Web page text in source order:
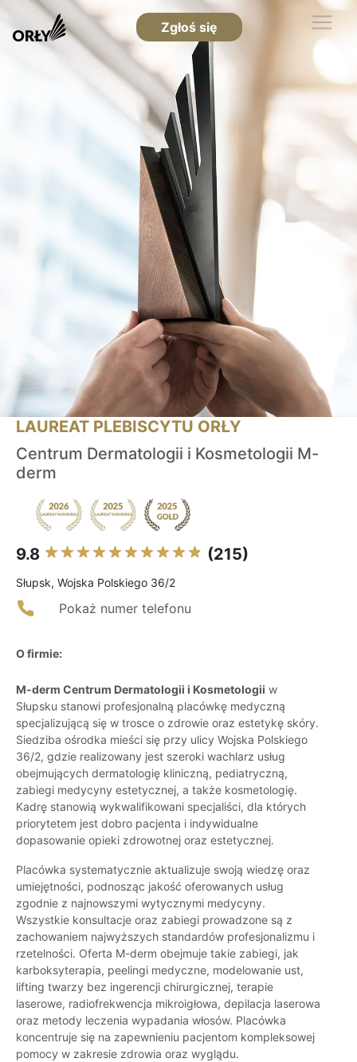
Zgłoś się
LAUREAT PLEBISCYTU ORŁY
Centrum Dermatologii i Kosmetologii M-
derm
9.8 (215)
Słupsk, Wojska Polskiego 36/2
Pokaż numer telefonu
O firmie:
M-derm Centrum Dermatologii i Kosmetologii w
Słupsku stanowi profesjonalną placówkę medyczną
specjalizującą się w trosce o zdrowie oraz estetykę skóry.
Siedziba ośrodka mieści się przy ulicy Wojska Polskiego
36/2, gdzie realizowany jest szeroki wachlarz usług
obejmujących dermatologię kliniczną, pediatryczną,
zabiegi medycyny estetycznej, a także kosmetologię.
Kadrę stanowią wykwalifikowani specjaliści, dla których
priorytetem jest dobro pacjenta i indywidualne
dopasowanie opieki zdrowotnej oraz estetycznej.
Placówka systematycznie aktualizuje swoją wiedzę oraz
umiejętności, podnosząc jakość oferowanych usług
zgodnie z najnowszymi wytycznymi medycyny.
Wszystkie konsultacje oraz zabiegi prowadzone są z
zachowaniem najwyższych standardów profesjonalizmu i
rzetelności. Oferta M-derm obejmuje takie zabiegi, jak
karboksyterapia, peelingi medyczne, modelowanie ust,
lifting twarzy bez ingerencji chirurgicznej, terapie
laserowe, radiofrekwencja mikroigłowa, depilacja laserowa
oraz metody leczenia wypadania włosów. Placówka
koncentruje się na zapewnieniu pacjentom kompleksowej
pomocy w zakresie zdrowia oraz wyglądu.